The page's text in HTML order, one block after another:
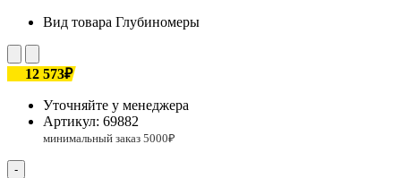
Вид товара Глубиномеры
12 573₽
Уточняйте у менеджера
Артикул: 69882
-